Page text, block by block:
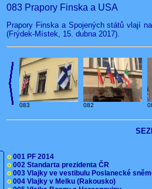
083 Prapory Finska a USA
Prapory Finska a Spojených států vlají
(Frýdek-Místek, 15. dubna 2017).
083 082
o 001 PF 2014
o 002 Standarta prezidenta ČR
o 003 Vlajky ve vestibulu Poslanecké
o 004 Vlajky v Melku (Rakousko)